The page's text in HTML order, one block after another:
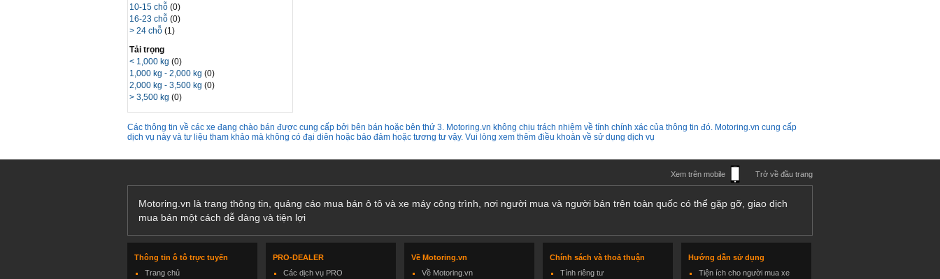
10-15 chỗ(0)
16-23 chỗ(0)
> 24 chỗ(1)
Tải trọng
< 1,000 kg(0)
1,000 kg - 2,000 kg(0)
2,000 kg - 3,500 kg(0)
> 3,500 kg(0)
Các thông tin về các xe đang chào bán được cung cấp bởi bên bán hoặc bên thứ 3. Motoring.vn không chịu trách nhiệm về tính chính xác của thông tin đó. Motoring.vn cung cấp
dịch vụ này và tư liệu tham khảo mà không có đại diên hoặc bảo đảm hoặc tương tư vậy. Vui lòng xem thêm điều khoản về sử dụng dịch vụ
Xem trên mobile Trở về đầu trang
Motoring.vn là trang thông tin, quảng cáo mua bán ô tô và xe máy công trình, nơi người mua và người bán trên toàn quốc có thể gặp gỡ, giao dịch
mua bán một cách dễ dàng và tiện lợi
Thông tin ô tô trực tuyến
Trang chủ
PRO-DEALER
Các dịch vụ PRO
Về Motoring.vn
Về Motoring.vn
Chính sách và thoả thuận
Tính riêng tư
Hướng dẫn sử dụng
Tiện ích cho người mua xe